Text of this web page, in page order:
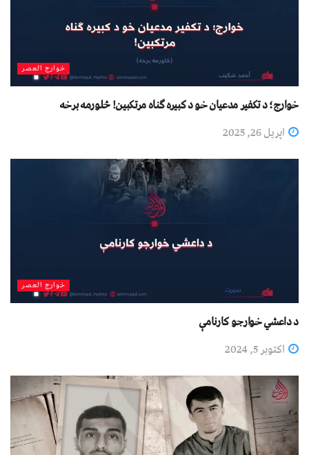
خوارج العصر
خوارج؛ د تکفير مدعيان خو د کبیره ګناه مرتکبين! څلورمه برخه
اپریل 26, 2025
خوارج العصر
د داعشي خوارجو کارنامې
اکتوبر 5, 2024